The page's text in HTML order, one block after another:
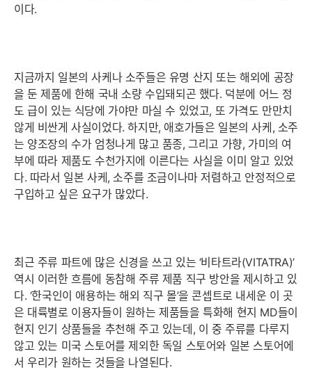
이다.
지금까지 일본의 사케나 소주들은 유명 산지 또는 해외에 공장
을 둔 제품에 한해 국내 소량 수입돼되곤 했다. 덕분에 어느 정
도 급이 있는 식당에 가야만 마실 수 있었고, 또 가격도 만만치
않게 비싼게 사실이었다. 하지만, 애호가들은 일본의 사케, 소주
는 양조장의 수가 엄청나게 많고 품종, 그리고 가향, 가미의 여
부에 따라 제품도 수천가지에 이른다는 사실을 이미 알고 있었
다. 따라서 일본 사케, 소주를 조금이나마 저렴하고 안정적으로
구입하고 싶은 요구가 많았다.
최근 주류 파트에 많은 신경을 쓰고 있는 ‘비타트라(VITATRA)’
역시 이러한 흐름에 동참해 주류 제품 직구 방안을 제시하고 있
다. ‘한국인이 애용하는 해외 직구 몰’을 콘셉트로 내세운 이 곳
은 대륙별로 이용자들이 원하는 제품들을 특화해 현지 MD들이
현지 인기 상품들을 추천해 주고 있는데, 이 중 주류를 다루지
않고 있는 미국 스토어를 제외한 독일 스토어와 일본 스토어에
서 우리가 원하는 것들을 나열된다.